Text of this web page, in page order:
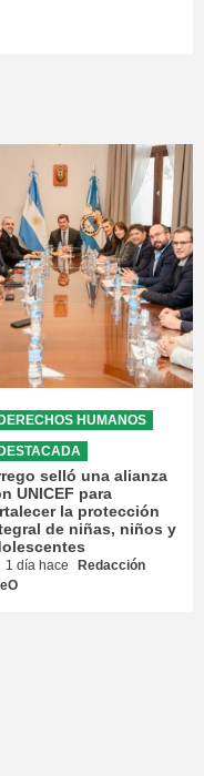
HUMANOS
selló una alianza
UNICEF para
la protección
de niñas, niños y
1 día hace
Redacción